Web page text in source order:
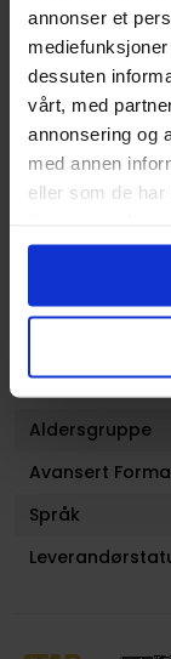
annonser et
dessuten
vårt, med
annonsering og
med annen
eller som de
Serie
Forfattere
Sjanger
Antall Sider
Utgiver
Lanseringsdato
Volum
Aldersgruppe
Avansert
Språk